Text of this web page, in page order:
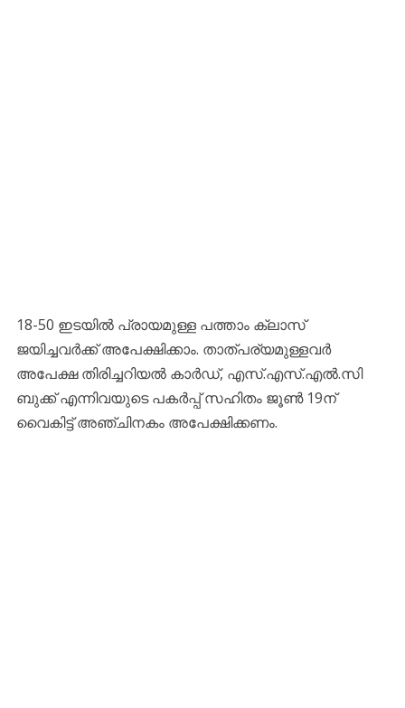
18-50 ഇടയിൽ പ്രായമുള്ള പത്താം ക്ലാസ്
ജയിച്ചവർക്ക് അപേക്ഷിക്കാം. താത്പര്യമുള്ളവർ
അപേക്ഷ തിരിച്ചറിയൽ കാർഡ്, എസ്.എസ്.എൽ.സി
ബുക്ക് എന്നിവയുടെ പകർപ്പ് സഹിതം ജൂൺ 19ന്
വൈകിട്ട് അഞ്ചിനകം അപേക്ഷിക്കണം.